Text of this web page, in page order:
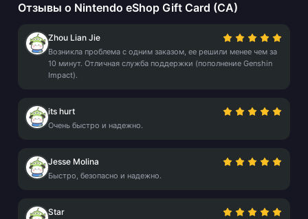
Отзывы о Nintendo eShop Gift Card (CA)
Zhou Lian Jie
Возникла проблема с одним заказом, ее решили менее чем за
10 минут. Отличная служба поддержки (пополнение Genshin
Impact).
its hurt
Очень быстро и надежно.
Jesse Molina
Быстро, безопасно и надежно.
Star